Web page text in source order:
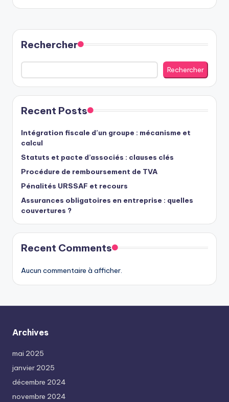
Rechercher
Rechercher
Recent Posts
Intégration fiscale d’un groupe : mécanisme et
calcul
Statuts et pacte d’associés : clauses clés
Procédure de remboursement de TVA
Pénalités URSSAF et recours
Assurances obligatoires en entreprise : quelles
couvertures ?
Recent Comments
Aucun commentaire à afficher.
Archives
mai 2025
janvier 2025
décembre 2024
novembre 2024